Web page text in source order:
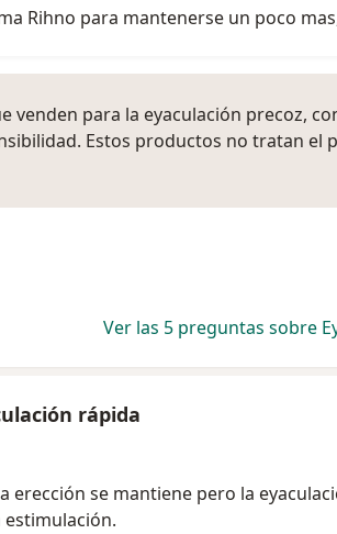
Rihno para mantenerse un poco
venden para la eyaculación precoz,
Estos productos no tratan el
Ver las 5 preguntas sobre
rápida
erección se mantiene pero la